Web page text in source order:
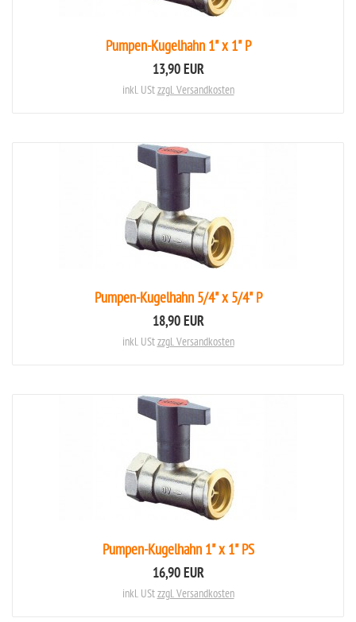
Pumpen-Kugelhahn 1" x 1" P
13,90 EUR
inkl. UStzzgl. Versandkosten
Pumpen-Kugelhahn 5/4" x 5/4" P
18,90 EUR
inkl. UStzzgl. Versandkosten
Pumpen-Kugelhahn 1" x 1" PS
16,90 EUR
inkl. UStzzgl. Versandkosten